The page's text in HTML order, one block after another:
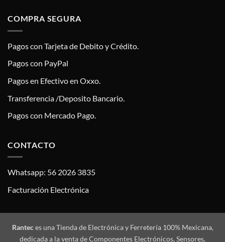
COMPRA SEGURA
Pagos con Tarjeta de Debito y Crédito.
Pagos con PayPal
Pagos en Efectivo en Oxxo.
Transferencia /Deposito Bancario.
Pagos con Mercado Pago.
CONTACTO
Whatsapp: 56 2026 3835
Facturación Electrónica
Ranteces una Tienda de Electrónica y Ferretería 100% Mexicana,
dedicada a la venta de Componentes Electrónicos, Sensores,